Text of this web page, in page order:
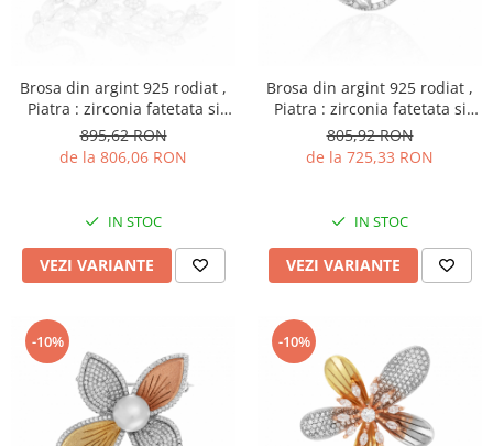
Brosa din argint 925 rodiat ,
Piatra : zirconia fatetata si
cubic zirconia , Culoare :
transparent , roz si verde,
895,62 RON
de la 806,06 RON
IN STOC
VEZI VARIANTE
Brosa din argint 925 rodiat ,
Piatra : zirconia fatetata si
cubic zirconia , Culoare: alb si
transparent ,
805,92 RON
de la 725,33 RON
IN STOC
VEZI VARIANTE
-10% -10%